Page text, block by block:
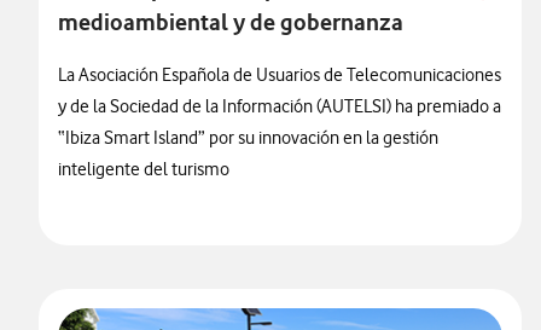
medioambiental y de gobernanza
La Asociación Española de Usuarios de Telecomunicaciones
y de la Sociedad de la Información (AUTELSI) ha premiado a
“Ibiza Smart Island” por su innovación en la gestión
inteligente del turismo